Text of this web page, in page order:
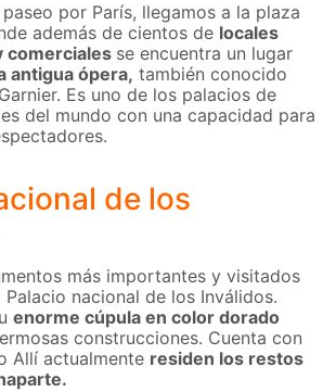
por París, llegamos a la plaza
además de cientos de locales
comerciales se encuentra un lugar
antigua ópera, también conocido
Es uno de los palacios de
del mundo con una capacidad para
de los
más importantes y visitados
nacional de los Inválidos.
enorme cúpula en color dorado
construcciones. Cuenta con
Allí actualmente residen los restos